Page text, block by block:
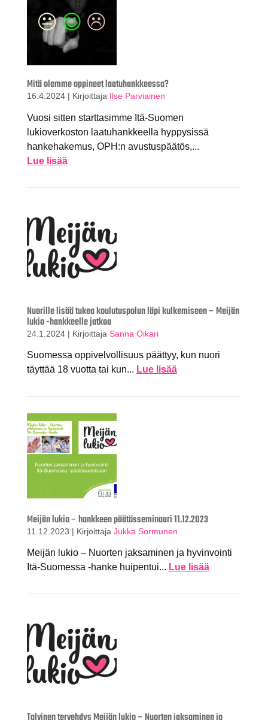
Mitä olemme oppineet laatuhankkeessa?
16.4.2024 | Kirjoittaja Ilse Parviainen
Vuosi sitten starttasimme Itä-Suomen
lukioverkoston laatuhankkeella hyppysissä
hankehakemus, OPH:n avustuspäätös,...
Lue lisää
Nuorille lisää tukea koulutuspolun läpi kulkemiseen – Meijän
lukio -hankkeelle jatkoa
24.1.2024 | Kirjoittaja Sanna Oikari
Suomessa oppivelvollisuus päättyy, kun nuori
täyttää 18 vuotta tai kun... Lue lisää
Meijän lukio – hankkeen päätösseminaari 11.12.2023
11.12.2023 | Kirjoittaja Jukka Sormunen
Meijän lukio – Nuorten jaksaminen ja hyvinvointi
Itä-Suomessa -hanke huipentui... Lue lisää